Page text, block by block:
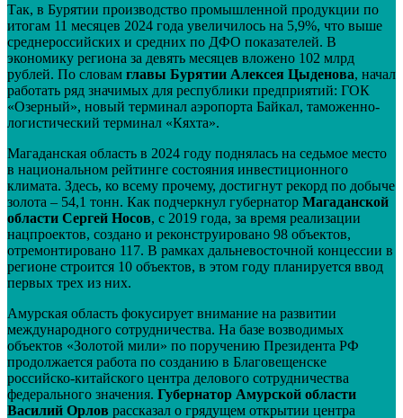
Так, в Бурятии производство промышленной продукции по
итогам 11 месяцев 2024 года увеличилось на 5,9%, что выше
среднероссийских и средних по ДФО показателей. В
экономику региона за девять месяцев вложено 102 млрд
рублей. По словам главы Бурятии Алексея Цыденова, начал
работать ряд значимых для республики предприятий: ГОК
«Озерный», новый терминал аэропорта Байкал, таможенно-
логистический терминал «Кяхта».
Магаданская область в 2024 году поднялась на седьмое место
в национальном рейтинге состояния инвестиционного
климата. Здесь, ко всему прочему, достигнут рекорд по добыче
золота – 54,1 тонн. Как подчеркнул губернатор Магаданской
области Сергей Носов, с 2019 года, за время реализации
нацпроектов, создано и реконструировано 98 объектов,
отремонтировано 117. В рамках дальневосточной концессии в
регионе строится 10 объектов, в этом году планируется ввод
первых трех из них.
Амурская область фокусирует внимание на развитии
международного сотрудничества. На базе возводимых
объектов «Золотой мили» по поручению Президента РФ
продолжается работа по созданию в Благовещенске
российско-китайского центра делового сотрудничества
федерального значения. Губернатор Амурской области
Василий Орлов рассказал о грядущем открытии центра